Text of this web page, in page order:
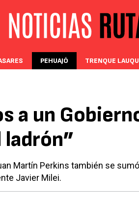
PEHUAJÓ TRENQUE
a un
Martín Perkins también se
Javier Milei.